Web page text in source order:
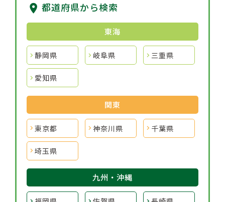
都道府県から検索
東海
静岡県 岐阜県 三重県
愛知県
関東
東京都 神奈川県 千葉県
埼玉県
九州・沖縄